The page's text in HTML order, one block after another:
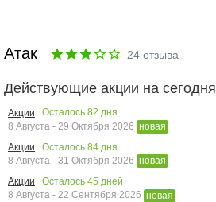
Атак 24 отзыва
Действующие акции на сегодня
Акции Осталось 82 дня
8 Августа - 29 Октября 2026 новая
Акции
Осталось 84 дня
8 Августа - 31 Октября 2026 новая
Акции
Осталось 45 дней
8 Августа - 22 Сентября 2026 новая